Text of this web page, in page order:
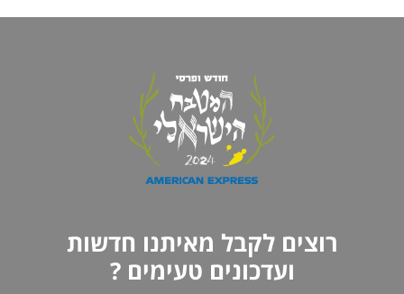
רוצים לקבל מאיתנו חדשות
ועדכונים טעימים ?